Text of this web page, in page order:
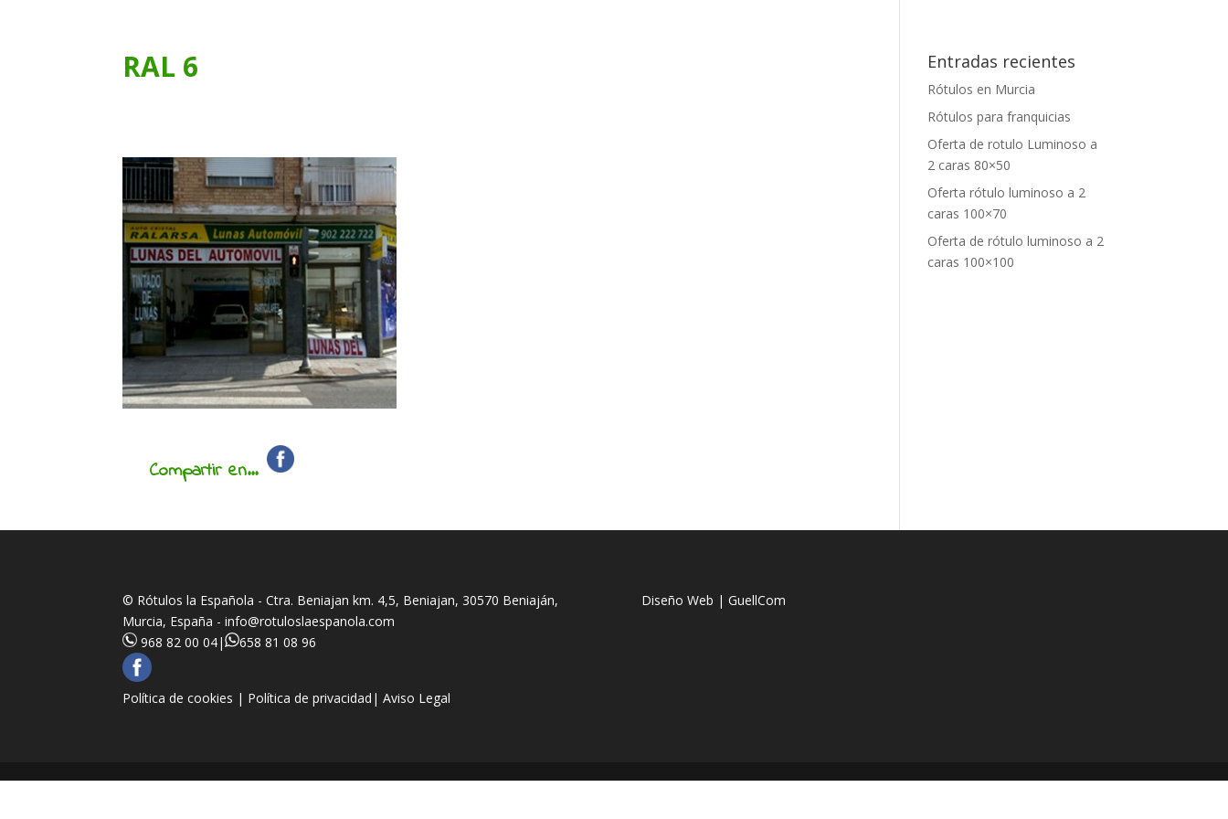
RAL 6
Compartir en...
Entradas recientes
Rótulos en Murcia
Rótulos para franquicias
Oferta de rotulo Luminoso a
2 caras 80×50
Oferta rótulo luminoso a 2
caras 100×70
Oferta de rótulo luminoso a 2
caras 100×100
© Rótulos la Española - Ctra. Beniajan km. 4,5, Beniajan, 30570 Beniaján,
Murcia, España -info@rotuloslaespanola.com
968 82 00 04| 658 81 08 96
Política de cookies | Política de privacidad|Aviso Legal
Diseño Web | GuellCom